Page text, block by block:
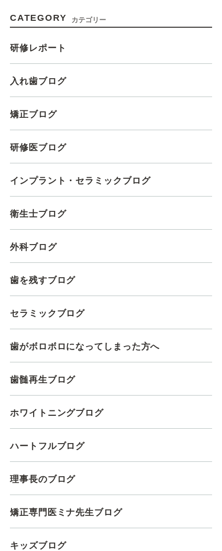
CATEGORY カテゴリー
研修レポート
入れ歯ブログ
矯正ブログ
研修医ブログ
インプラント・セラミックブログ
衛生士ブログ
外科ブログ
歯を残すブログ
セラミックブログ
歯がボロボロになってしまった方へ
歯髄再生ブログ
ホワイトニングブログ
ハートフルブログ
理事長のブログ
矯正専門医ミナ先生ブログ
キッズブログ